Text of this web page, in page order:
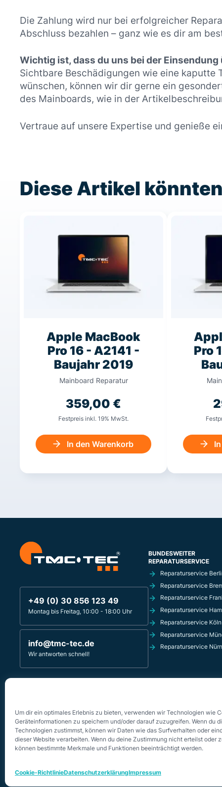
Um dir ein optimales Erlebnis zu bieten, verwenden wir Technologien wie
Geräteinformationen zu speichern und/oder darauf zuzugreifen. Wenn du
Technologien zustimmst, können wir Daten wie das Surfverhalten oder
dieser Website verarbeiten. Wenn du deine Zustimmung nicht erteilst oder
können bestimmte Merkmale und Funktionen beeinträchtigt werden.
Cookie-RichtlinieDatenschutzerklärungImpressum
Die Zahlung wird nur bei erfolgreicher
Abschluss bezahlen – ganz wie es dir am
Wichtig ist, dass du uns bei der
Sichtbare Beschädigungen wie eine
wünschen, können wir dir gerne ein
des Mainboards, wie in der
Vertraue auf unsere Expertise und genieße
Diese Artikel
Apple MacBook
Pro 16 - A2141 -
Baujahr 2019
Mainboard Reparatur
359,00 €
Festpreis inkl. 19% MwSt.
In den Warenkorb
Pro
+49 (0) 30 856 123 49
Montag bis Freitag, 10:00 - 18:00 Uhr
info@tmc-tec.de
Wir antworten schnell!
BUNDESWEITER
REPARATURSERVICE
Reparaturservice
Reparaturservice
Reparaturservice
Reparaturservice
Reparaturservice Köln
Reparaturservice
Reparaturservice